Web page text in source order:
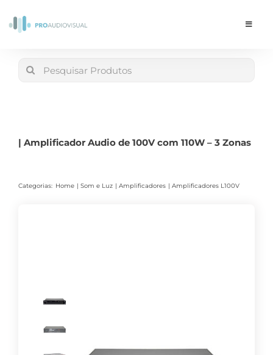
Toggle
Search
| Amplificador Audio de 100V com 110W – 3 Zonas
Categorias: Home Som e Luz Amplificadores Amplificadores L100V